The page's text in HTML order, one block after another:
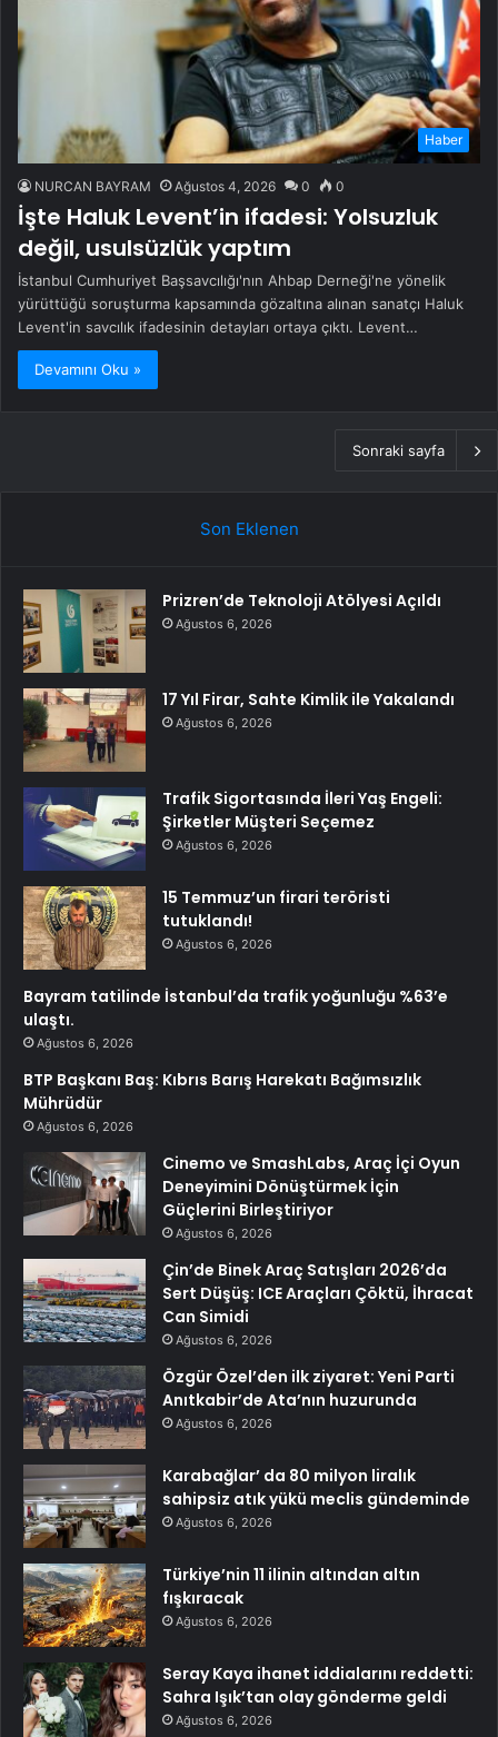
Haber
NURCAN BAYRAM Ağustos 4, 2026 0 0
İşte Haluk Levent’in ifadesi: Yolsuzluk
değil, usulsüzlük yaptım
İstanbul Cumhuriyet Başsavcılığı'nın Ahbap Derneği'ne yönelik
yürüttüğü soruşturma kapsamında gözaltına alınan sanatçı Haluk
Levent'in savcılık ifadesinin detayları ortaya çıktı. Levent…
Devamını Oku »
Sonraki sayfa
Son Eklenen
Prizren’de Teknoloji Atölyesi Açıldı
Ağustos 6, 2026
17 Yıl Firar, Sahte Kimlik ile Yakalandı
Ağustos 6, 2026
Trafik Sigortasında İleri Yaş Engeli:
Şirketler Müşteri Seçemez
Ağustos 6, 2026
15 Temmuz’un firari teröristi
tutuklandı!
Ağustos 6, 2026
Bayram tatilinde İstanbul’da trafik yoğunluğu %63’e
ulaştı.
Ağustos 6, 2026
BTP Başkanı Baş: Kıbrıs Barış Harekatı Bağımsızlık
Mührüdür
Ağustos 6, 2026
Cinemo ve SmashLabs, Araç İçi Oyun
Deneyimini Dönüştürmek İçin
Güçlerini Birleştiriyor
Ağustos 6, 2026
Çin’de Binek Araç Satışları 2026’da
Sert Düşüş: ICE Araçları Çöktü, İhracat
Can Simidi
Ağustos 6, 2026
Özgür Özel’den ilk ziyaret: Yeni Parti
Anıtkabir’de Ata’nın huzurunda
Ağustos 6, 2026
Karabağlar’ da 80 milyon liralık
sahipsiz atık yükü meclis gündeminde
Ağustos 6, 2026
Türkiye’nin 11 ilinin altından altın
fışkıracak
Ağustos 6, 2026
Seray Kaya ihanet iddialarını reddetti:
Sahra Işık’tan olay gönderme geldi
Ağustos 6, 2026